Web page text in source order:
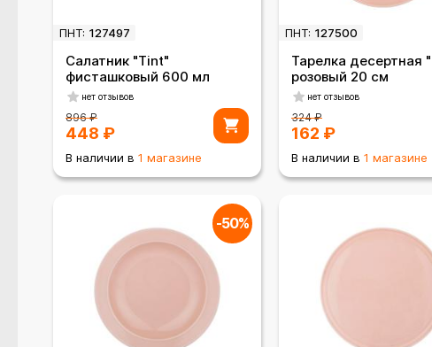
ПНТ: 127497
Салатник "Tint"
фисташковый 600 мл
нет отзывов
896₽
448 ₽
В наличии в 1 магазине
ПНТ: 127500
Тарелка десертная
розовый 20 см
нет отзывов
324₽
162 ₽
В наличии в 1 магазине
-50%